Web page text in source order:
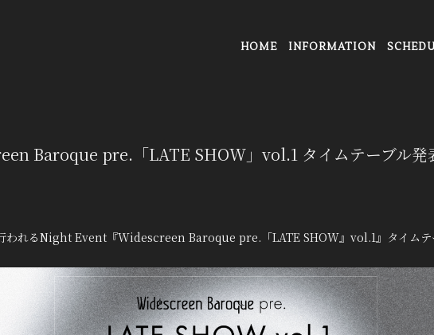
HOME INFORMATION
Baroque pre.「LATE SHOW」vol.1 タイムテーブル発
われるNight Event『Widescreen Baroque pre.「LATE SHOW』vol.1』タイムテ